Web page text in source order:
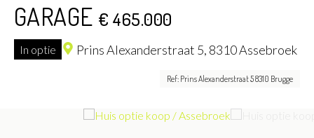
GARAGE € 465.000
In optie Prins Alexanderstraat 5, 8310 Assebroek
Ref: Prins Alexanderstraat 5 8310 Brugge